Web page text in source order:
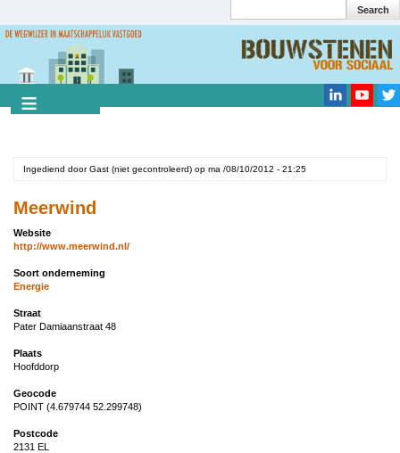
naar
gaan
Search
Ingediend doorGast (niet gecontroleerd) op ma /08/10/2012 - 21:25
Meerwind
Website
http://www.meerwind.nl/
Soort onderneming
Energie
Straat
Pater Damiaanstraat 48
Plaats
Hoofddorp
Geocode
POINT (4.679744 52.299748)
Postcode
2131 EL